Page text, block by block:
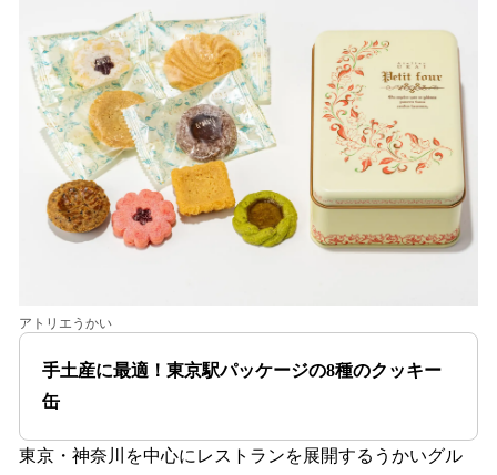
アトリエうかい
手土産に最適！東京駅パッケージの8種のクッキー
缶
東京・神奈川を中心にレストランを展開するうかいグル